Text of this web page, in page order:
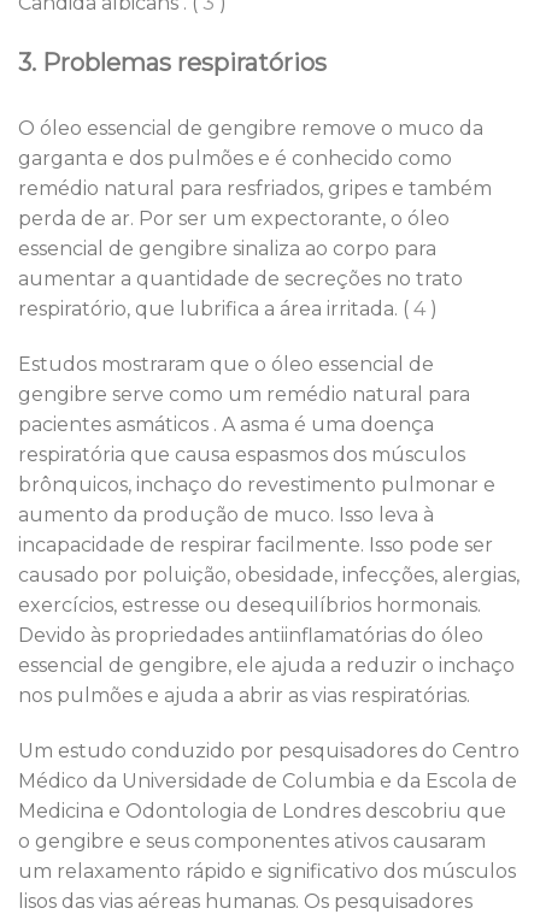
3. Problemas respiratórios
O óleo essencial de gengibre remove o muco da
garganta e dos pulmões e é conhecido como
remédio natural para resfriados, gripes e também
perda de ar. Por ser um expectorante, o óleo
essencial de gengibre sinaliza ao corpo para
aumentar a quantidade de secreções no trato
respiratório, que lubrifica a área irritada. ( 4)
Estudos mostraram que o óleo essencial de
gengibre serve como um remédio natural para
pacientes asmáticos . A asma é uma doença
respiratória que causa espasmos dos músculos
brônquicos, inchaço do revestimento pulmonar e
aumento da produção de muco. Isso leva à
incapacidade de respirar facilmente. Isso pode ser
causado por poluição, obesidade, infecções, alergias,
exercícios, estresse ou desequilíbrios hormonais.
Devido às propriedades antiinflamatórias do óleo
essencial de gengibre, ele ajuda a reduzir o inchaço
nos pulmões e ajuda a abrir as vias respiratórias.
Um estudo conduzido por pesquisadores do Centro
Médico da Universidade de Columbia e da Escola de
Medicina e Odontologia de Londres descobriu que
o gengibre e seus componentes ativos causaram
um relaxamento rápido e significativo dos músculos
lisos das vias aéreas humanas. Os pesquisadores